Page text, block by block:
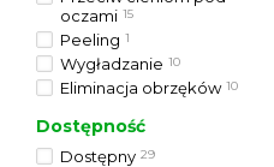
oczami 15
Peeling 1
Wygładzanie 10
Eliminacja obrzęków 10
Dostępność
Dostępny 29